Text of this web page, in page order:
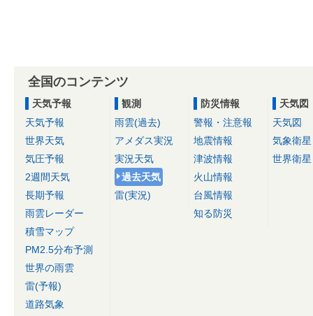
全国のコンテンツ
天気予報
天気予報
世界天気
気圧予報
2週間天気
長期予報
雨雲レーダー
積雪マップ
PM2.5分布予測
世界の雨雲
雷(予報)
道路気象
観測
雨雲(過去)
アメダス実況
実況天気
過去天気
雷(実況)
防災情報
警報・注意報
地震情報
津波情報
火山情報
台風情報
知る防災
天気図
天気図
気象衛星
世界衛星